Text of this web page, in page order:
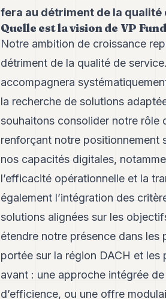
fera au détriment de la qualité
Quelle est la vision de VP
Notre ambition de croissance
détriment de la qualité de
accompagnera
la recherche de solutions
souhaitons consolider notre rôle
renforçant notre positionnement
nos capacités digitales,
l’efficacité opérationnelle et la
également l’intégration des
solutions alignées sur les
étendre notre présence dans les
portée sur la région DACH et
avant : une approche intégrée
d’efficience, ou une offre